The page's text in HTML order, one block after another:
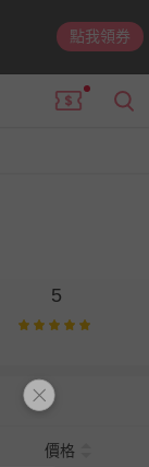
點我領券
5
價格